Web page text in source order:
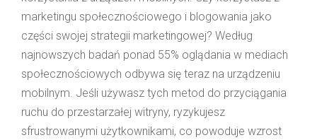
marketingu społecznościowego i blogowania jako
części swojej strategii marketingowej? Według
najnowszych badań ponad 55% oglądania w mediach
społecznościowych odbywa się teraz na urządzeniu
mobilnym. Jeśli używasz tych metod do przyciągania
ruchu do przestarzałej witryny, ryzykujesz
sfrustrowanymi użytkownikami, co powoduje wzrost